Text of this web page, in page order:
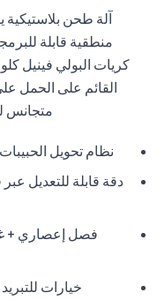
آلة طحن بلاستيكية
القائم على الحمل
متجانس
نظام تحويل
دقة قابلة للتعديل
فصل إعصاري +
خيارات